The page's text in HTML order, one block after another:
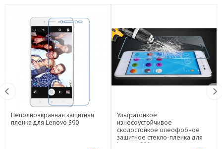
Неполноэкранная защитная
пленка для Lenovo S90
Ультратонкое
износоустойчивое
сколостойкое олеофобное
защитное стекло-пленка для
Lenovo S90